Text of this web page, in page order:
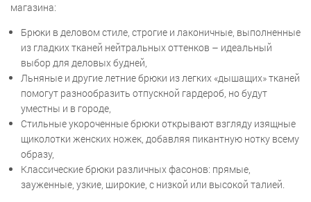
магазина:
Брюки в деловом стиле, строгие и лаконичные, выполненные
из гладких тканей нейтральных оттенков – идеальный
выбор для деловых будней,
Льняные и другие летние брюки из легких «дышащих» тканей
помогут разнообразить отпускной гардероб, но будут
уместны и в городе,
Стильные укороченные брюки открывают взгляду изящные
щиколотки женских ножек, добавляя пикантную нотку всему
образу,
Классические брюки различных фасонов: прямые,
зауженные, узкие, широкие, с низкой или высокой талией.